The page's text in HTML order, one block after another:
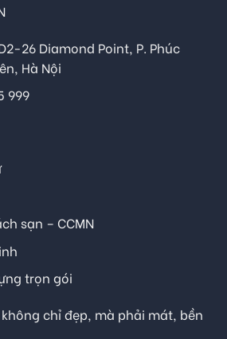
26 Diamond Point, P. Phúc
Hà Nội
999
sạn – CCMN
trọn gói
chỉ đẹp, mà phải mát, bền